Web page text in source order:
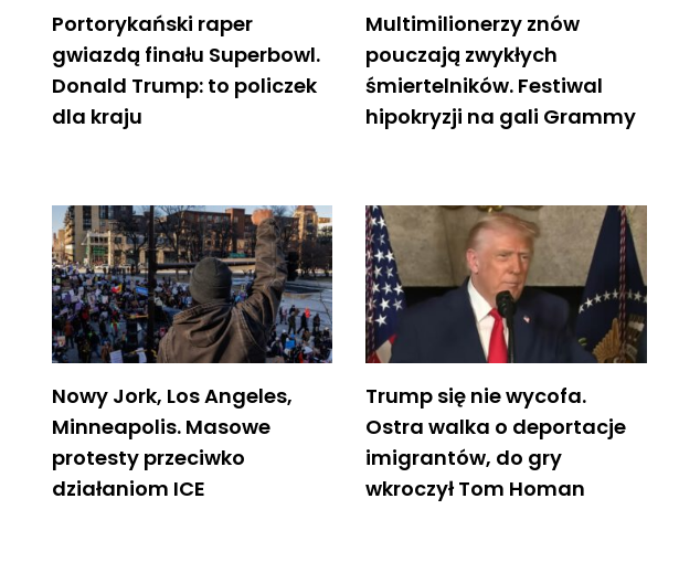
Portorykański raper
gwiazdą finału Superbowl.
Donald Trump: to policzek
dla kraju
Multimilionerzy znów
pouczają zwykłych
śmiertelników. Festiwal
hipokryzji na gali Grammy
Nowy Jork, Los Angeles,
Minneapolis. Masowe
protesty przeciwko
działaniom ICE
Trump się nie wycofa.
Ostra walka o deportacje
imigrantów, do gry
wkroczył Tom Homan